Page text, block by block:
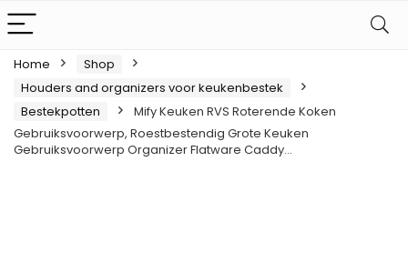
Home
Shop
Houders and organizers voor keukenbestek
Bestekpotten
Mify Keuken RVS Roterende Koken
Gebruiksvoorwerp, Roestbestendig Grote Keuken
Gebruiksvoorwerp Organizer Flatware Caddy…